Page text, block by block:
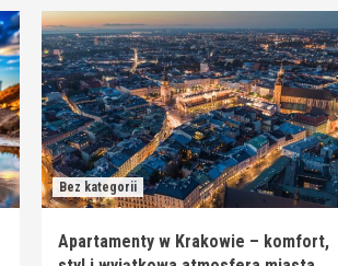
Bez kategorii
Apartamenty w Krakowie – komfort,